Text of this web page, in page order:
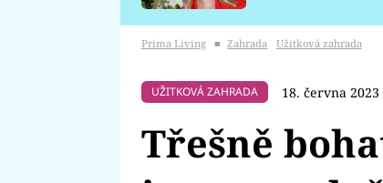
Prima Living ■ Zahrada Užitková zahrada
UŽITKOVÁ ZAHRADA 18. června 2023
Třešně